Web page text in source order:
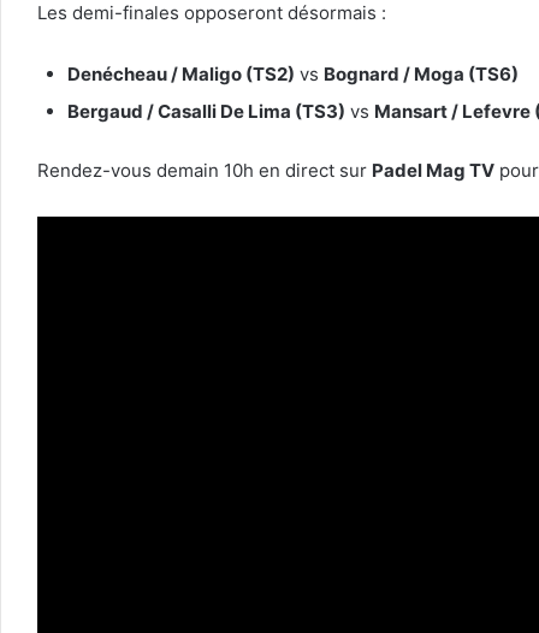
Les demi-finales opposeront désormais :
Denécheau / Maligo (TS2) vs Bognard / Moga (TS6)
Bergaud / Casalli De Lima (TS3) vs Mansart / Lefevre
Rendez-vous demain 10h en direct sur Padel Mag TV